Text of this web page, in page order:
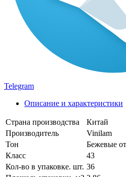
Telegram
Описание и характеристики
Страна производства
Китай
Производитель
Vinilam
Тон
Бежевые
Класс
43
Кол-во в упаковке. шт. 36